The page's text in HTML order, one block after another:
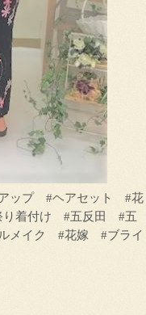
ップ #ヘアセット #花
り着付け #五反田 #五
メイク #花嫁 #ブライ